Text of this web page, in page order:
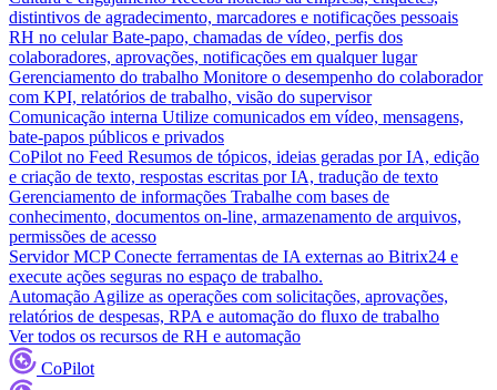
distintivos de agradecimento, marcadores e notificações pessoais
RH no celular Bate-papo, chamadas de vídeo, perfis dos
colaboradores, aprovações, notificações em qualquer lugar
Gerenciamento do trabalho Monitore o desempenho do colaborador
com KPI, relatórios de trabalho, visão do supervisor
Comunicação interna Utilize comunicados em vídeo, mensagens,
bate-papos públicos e privados
CoPilot no Feed Resumos de tópicos, ideias geradas por IA, edição
e criação de texto, respostas escritas por IA, tradução de texto
Gerenciamento de informações Trabalhe com bases de
conhecimento, documentos on-line, armazenamento de arquivos,
permissões de acesso
Servidor MCP Conecte ferramentas de IA externas ao Bitrix24 e
execute ações seguras no espaço de trabalho.
Automação Agilize as operações com solicitações, aprovações,
relatórios de despesas, RPA e automação do fluxo de trabalho
Ver todos os recursos de RH e automação
CoPilot